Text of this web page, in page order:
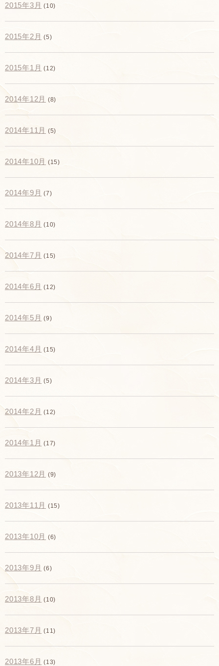
2015年3月 (10)
2015年2月 (5)
2015年1月 (12)
2014年12月 (8)
2014年11月 (5)
2014年10月 (15)
2014年9月 (7)
2014年8月 (10)
2014年7月 (15)
2014年6月 (12)
2014年5月 (9)
2014年4月 (15)
2014年3月 (5)
2014年2月 (12)
2014年1月 (17)
2013年12月 (9)
2013年11月 (15)
2013年10月 (6)
2013年9月 (6)
2013年8月 (10)
2013年7月 (11)
2013年6月 (13)